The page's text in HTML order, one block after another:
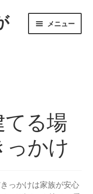
メニュー
全部やってくれるん
制限を選ぶべき
車保険適用
る場
っかけ
っかけは家族が安心